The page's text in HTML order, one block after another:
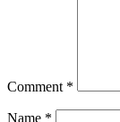
Comment *
Name *